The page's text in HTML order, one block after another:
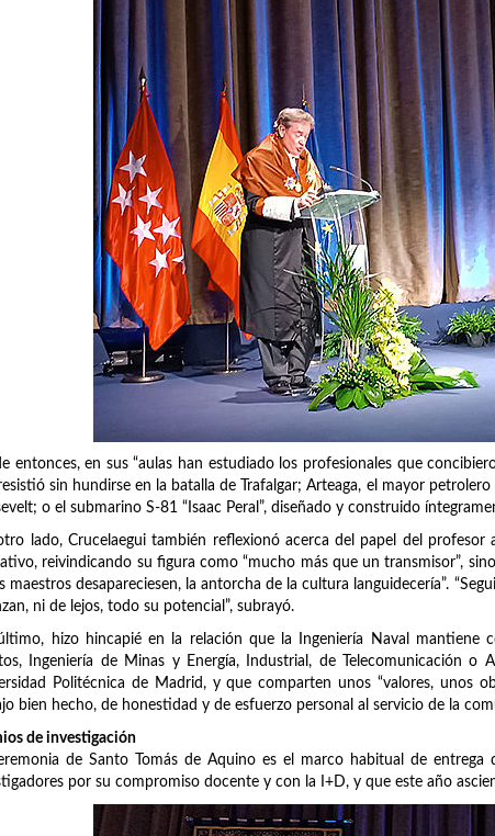
entonces, en sus “aulas han estudiado los profesionales que
sin hundirse en la batalla de Trafalgar; Arteaga, el mayor
o el submarino S-81 “Isaac Peral”, diseñado y construido
lado, Crucelaegui también reflexionó acerca del papel del
reivindicando su figura como “mucho más que un transmisor”,
maestros desapareciesen, la antorcha de la cultura languidecería”.
ni de lejos, todo su potencial”, subrayó.
hizo hincapié en la relación que la Ingeniería Naval mantiene
Ingeniería de Minas y Energía, Industrial, de Telecomunicación o
Politécnica de Madrid, y que comparten unos “valores, unos
bien hecho, de honestidad y de esfuerzo personal al servicio de la
de investigación
de Santo Tomás de Aquino es el marco habitual de
por su compromiso docente y con la I+D, y que este año